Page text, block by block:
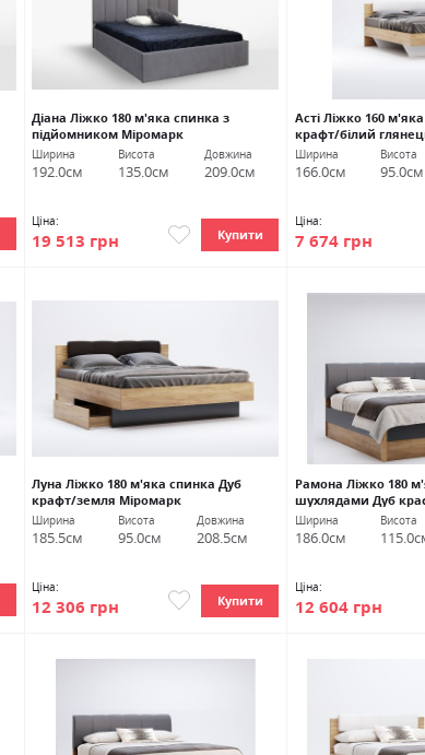
Діана Ліжко 180 м'яка спинка з
підйомником Міромарк
Ширина
192.0см
Висота
135.0см
Довжина
209.0см
Ціна:
19 513 грн Купити
Асті Ліжко 160
крафт/білий
Ширина
166.0см
Висота
95.0см
Ціна:
7 674 грн
Луна Ліжко 180 м'яка спинка Дуб
крафт/земля Міромарк
Ширина
185.5см
Висота
95.0см
Довжина
208.5см
Ціна:
12 306 грн Купити
Рамона Ліжко 180
шухлядами Дуб
Міромарк
Ширина
186.0см
Висота
Ціна:
12 604 грн